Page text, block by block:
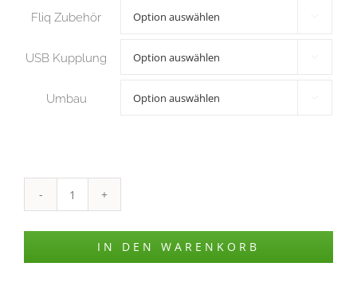
Fliq Zubehör
USB Kupplung
Umbau
Fliq
IN DEN WARENKORB